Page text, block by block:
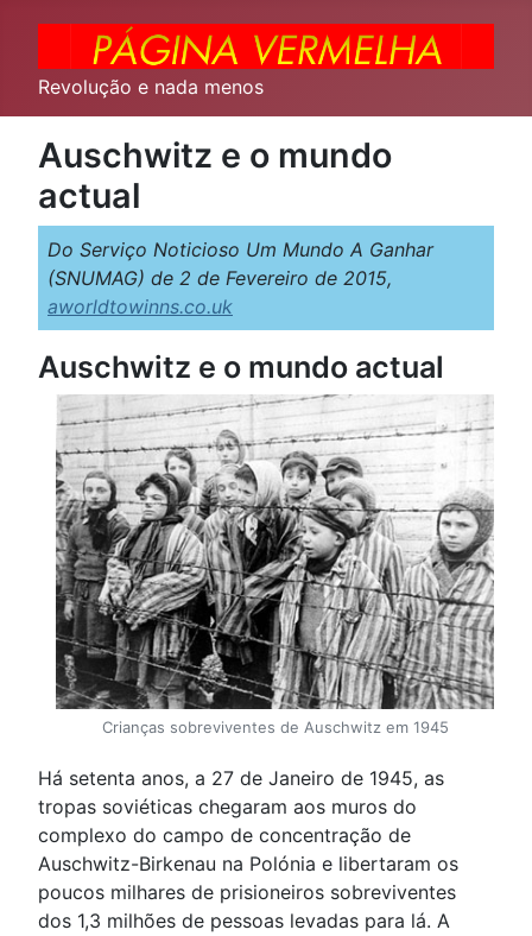
Revolução e nada menos
Auschwitz e o mundo
actual
Do Serviço Noticioso Um Mundo A Ganhar
(SNUMAG) de 2 de Fevereiro de 2015,
aworldtowinns.co.uk
Auschwitz e o mundo actual
Crianças sobreviventes de Auschwitz em 1945
Há setenta anos, a 27 de Janeiro de 1945, as
tropas soviéticas chegaram aos muros do
complexo do campo de concentração de
Auschwitz-Birkenau na Polónia e libertaram os
poucos milhares de prisioneiros sobreviventes
dos 1,3 milhões de pessoas levadas para lá. A